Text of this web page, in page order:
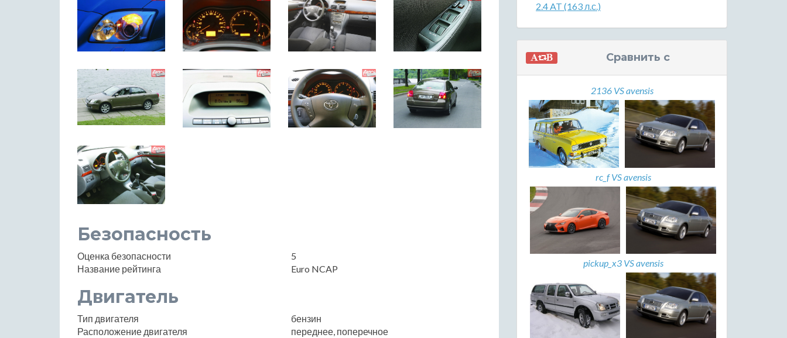
Безопасность
Оценка безопасности
5
Название рейтинга
Euro NCAP
Двигатель
Тип двигателя
бензин
Расположение двигателя
переднее, поперечное
2.4 AT (163 л.с.)
Сравнить с
2136 VS avensis
rc_f VS avensis
pickup_x3 VS avensis